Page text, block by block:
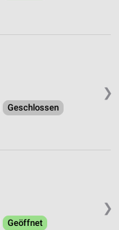
❯
Geschlossen
❯
Geöffnet